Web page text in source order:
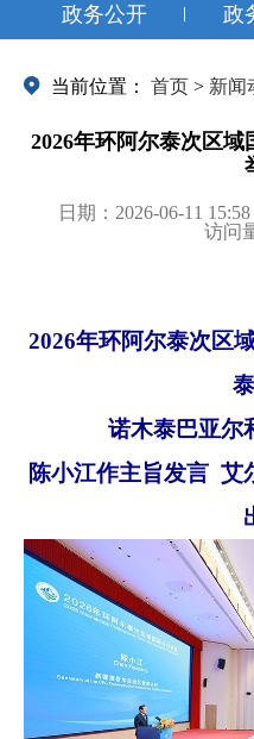
政务公开 政
当前位置： 首页 > 新闻
2026年环阿尔泰次区
日期：2026-06-11 15:58
访问
2026年环阿尔泰次区
诺木泰巴亚尔
陈小江作主旨发言 艾